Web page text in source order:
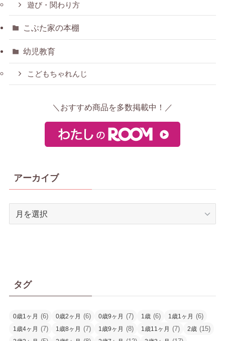
遊び・関わり方
こぶた家の本棚
幼児教育
こどもちゃれんじ
＼おすすめ商品を多数掲載中！／
アーカイブ
タグ
0歳1ヶ月 (6) 0歳2ヶ月 (6) 0歳9ヶ月 (7) 1歳 (6) 1歳1ヶ月 (6)
1歳4ヶ月 (7) 1歳8ヶ月 (7) 1歳9ヶ月 (8) 1歳11ヶ月 (7) 2歳 (15)